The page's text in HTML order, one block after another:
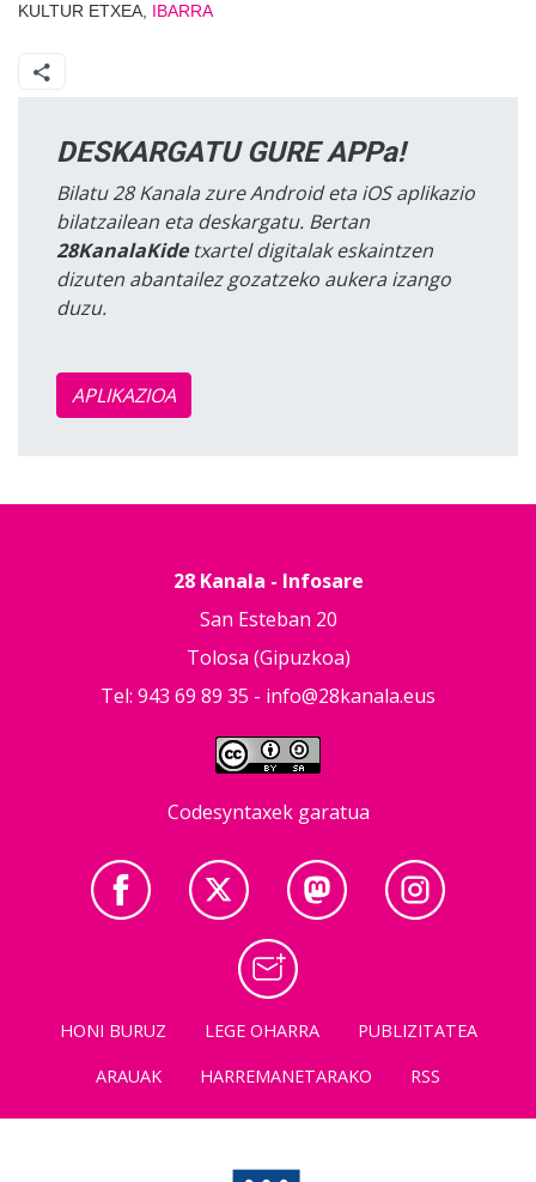
KULTUR ETXEA, IBARRA
DESKARGATU GURE APPa!
Bilatu 28 Kanala zure Android eta iOS aplikazio
bilatzailean eta deskargatu. Bertan
28KanalaKidetxartel digitalak eskaintzen
dizuten abantailez gozatzeko aukera izango
duzu.
APLIKAZIOA
28 Kanala - Infosare
San Esteban 20
Tolosa (Gipuzkoa)
Tel: 943 69 89 35 - info@28kanala.eus
Codesyntaxek garatua
HONI BURUZ LEGE OHARRA
PUBLIZITATEA
ARAUAK
HARREMANETARAKO RSS